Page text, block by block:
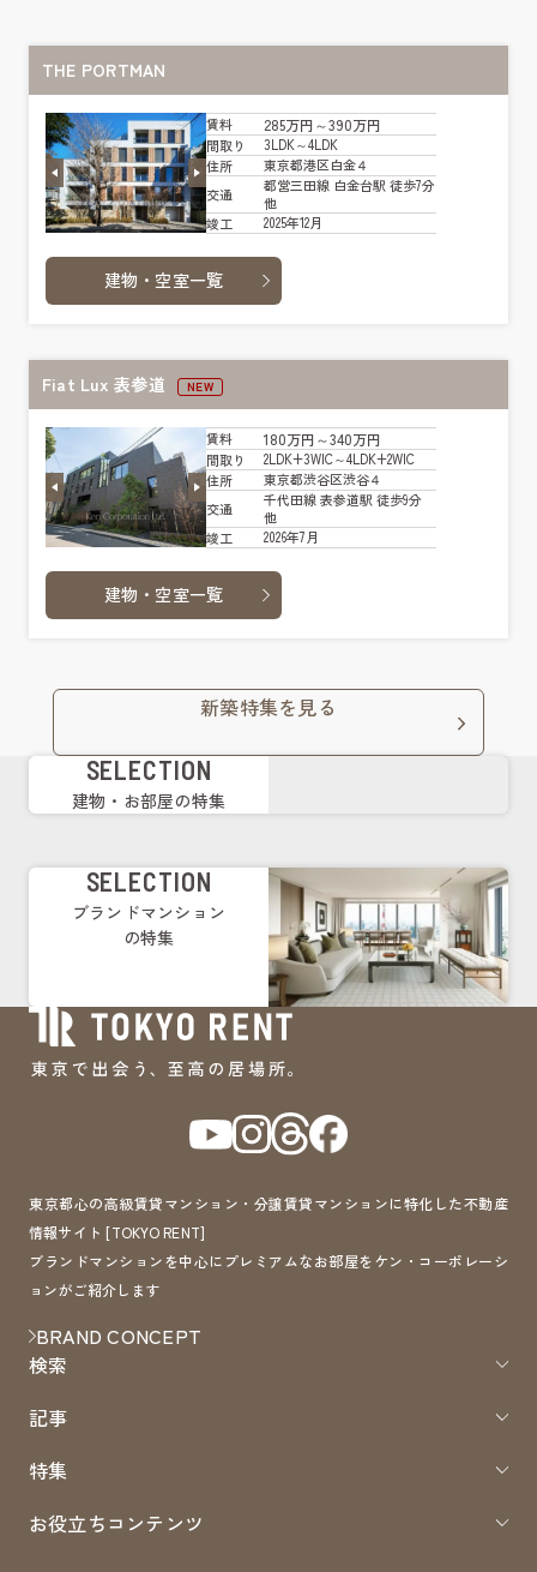
THE PORTMAN
賃料 285万円～390万円
間取り
3LDK～4LDK
住所
東京都港区白金４
交通
都営三田線 白金台駅 徒歩7分
他
竣工
2025年12月
建物・空室一覧
Fiat Lux 表参道 NEW
賃料 180万円～340万円
間取り
2LDK+3WIC～4LDK+2WIC
住所
東京都渋谷区渋谷４
交通
千代田線 表参道駅 徒歩9分
他
竣工
2026年7月
建物・空室一覧
新築特集を見る
SELECTION
建物・お部屋の特集
SELECTION
ブランドマンション
の特集
東京都心の高級賃貸マンション・分譲賃貸マンションに特化した不動産
情報サイト [TOKYO RENT]
ブランドマンションを中心にプレミアムなお部屋をケン・コーポレーシ
ョンがご紹介します
BRAND CONCEPT
検索
記事
特集
お役立ちコンテンツ